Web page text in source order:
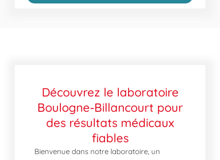
Découvrez le laboratoire
Boulogne-Billancourt pour
des résultats médicaux
fiables
Bienvenue dans notre laboratoire, un